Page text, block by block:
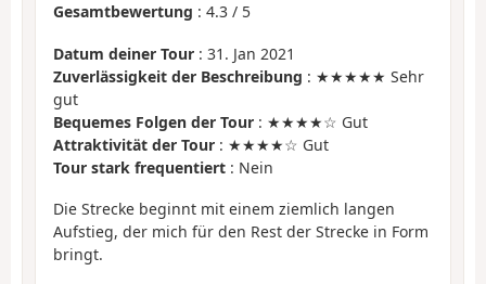
Gesamtbewertung : 4.3 / 5
Datum deiner Tour : 31. Jan 2021
Zuverlässigkeit der Beschreibung : ★★★★★ Sehr
gut
Bequemes Folgen der Tour : ★★★★☆ Gut
Attraktivität der Tour : ★★★★☆ Gut
Tour stark frequentiert : Nein
Die Strecke beginnt mit einem ziemlich langen
Aufstieg, der mich für den Rest der Strecke in Form
bringt.